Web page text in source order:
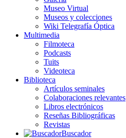
Museo Virtual
Museos y colecciones
Wiki Telegrafía Óptica
Multimedia
Filmoteca
Podcasts
Tuits
Videoteca
Biblioteca
Artículos seminales
Colaboraciones relevantes
Libros electrónicos
Reseñas Bibliográficas
Revistas
Buscador